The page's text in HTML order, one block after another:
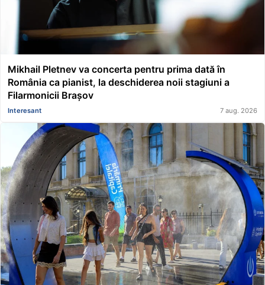
Mikhail Pletnev va concerta pentru prima dată în
România ca pianist, la deschiderea noii stagiuni a
Filarmonicii Brașov
Interesant 7 aug. 2026